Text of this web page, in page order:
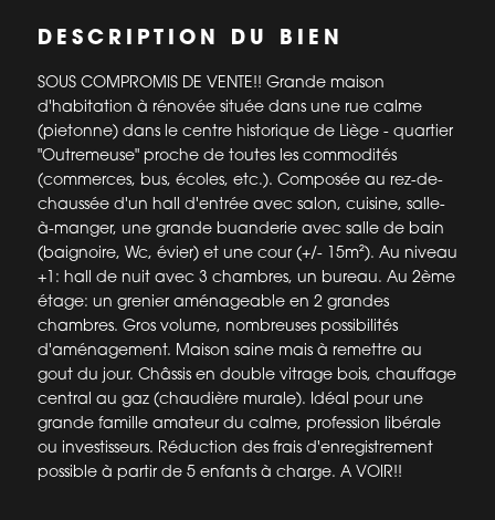
DESCRIPTION DU BIEN
SOUS COMPROMIS DE VENTE!! Grande maison
d'habitation à rénovée située dans une rue calme
(pietonne) dans le centre historique de Liège - quartier
"Outremeuse" proche de toutes les commodités
(commerces, bus, écoles, etc.). Composée au rez-de-
chaussée d'un hall d'entrée avec salon, cuisine, salle-
à-manger, une grande buanderie avec salle de bain
(baignoire, Wc, évier) et une cour (+/- 15m²). Au niveau
+1: hall de nuit avec 3 chambres, un bureau. Au 2ème
étage: un grenier aménageable en 2 grandes
chambres. Gros volume, nombreuses possibilités
d'aménagement. Maison saine mais à remettre au
gout du jour. Châssis en double vitrage bois, chauffage
central au gaz (chaudière murale). Idéal pour une
grande famille amateur du calme, profession libérale
ou investisseurs. Réduction des frais d'enregistrement
possible à partir de 5 enfants à charge. A VOIR!!